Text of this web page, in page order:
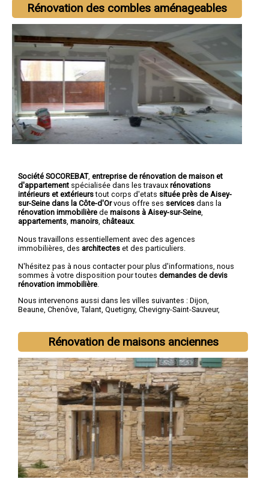
Rénovation des combles aménageables
Société SOCOREBAT, entreprise de rénovation de maison et
d'appartement spécialisée dans les travaux rénovations
intérieurs et extérieurstout corps d'etats située près de Aisey-
sur-Seine dans la Côte-d'Orvous offre ses services dans la
rénovation immobilière de maisons à Aisey-sur-Seine
appartements manoirs châteaux.
Nous travaillons essentiellement avec des agences
immobilières, des architectes et des particuliers.
N'hésitez pas à nous contacter pour plus d'informations, nous
sommes à votre disposition pour toutes demandes de devis
rénovation immobilière
Nous intervenons aussi dans les villes suivantes : Dijon,
Beaune, Chenôve, Talant, Quetigny, Chevigny-Saint-Sauveur,
Rénovation de maisons anciennes